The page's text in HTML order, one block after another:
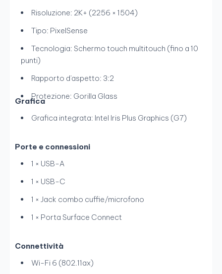
Risoluzione: 2K+ (2256 × 1504)
Tipo: PixelSense
Tecnologia: Schermo touch multitouch (fino a 10
punti)
Rapporto d'aspetto: 3:2
Protezione: Gorilla Glass
Grafica
Grafica integrata: Intel Iris Plus Graphics (G7)
Porte e connessioni
1 × USB-A
1 × USB-C
1 × Jack combo cuffie/microfono
1 × Porta Surface Connect
Connettività
Wi-Fi 6 (802.11ax)